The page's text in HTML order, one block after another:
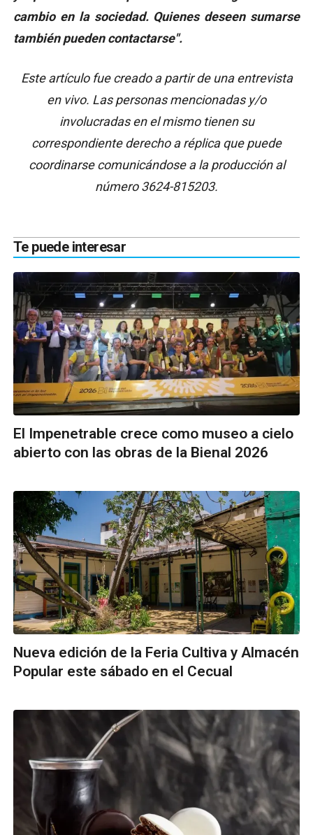
cambio en la sociedad. Quienes deseen sumarse
también pueden contactarse".
Este artículo fue creado a partir de una entrevista
en vivo. Las personas mencionadas y/o
involucradas en el mismo tienen su
correspondiente derecho a réplica que puede
coordinarse comunicándose a la producción al
número 3624-815203.
Te puede interesar
El Impenetrable crece como museo a cielo
abierto con las obras de la Bienal 2026
Nueva edición de la Feria Cultiva y Almacén
Popular este sábado en el Cecual